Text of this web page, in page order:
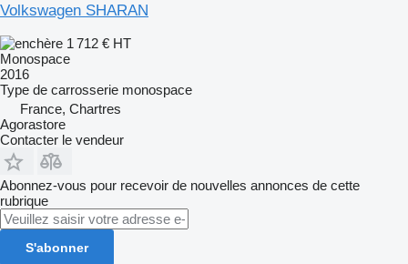
Volkswagen SHARAN
1 712 € HT
Monospace
2016
Type de carrosserie monospace
France, Chartres
Agorastore
Contacter le vendeur
Abonnez-vous pour recevoir de nouvelles annonces de cette
rubrique
S'abonner